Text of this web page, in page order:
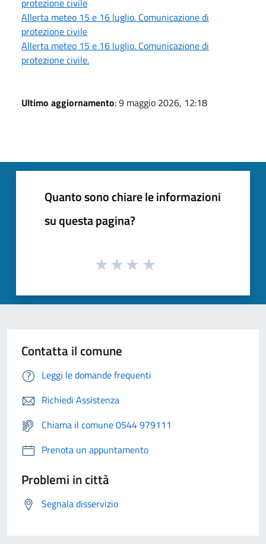
Allerta meteo 15 e 16 luglio. Comunicazione di
protezione civile
Allerta meteo 15 e 16 luglio. Comunicazione di
protezione civile.
Ultimo aggiornamento: 9 maggio 2026, 12:18
Quanto sono chiare le informazioni
su questa pagina?
Contatta il comune
Leggi le domande frequenti
Richiedi Assistenza
Chiama il comune 0544 979111
Prenota un appuntamento
Problemi in città
Segnala disservizio